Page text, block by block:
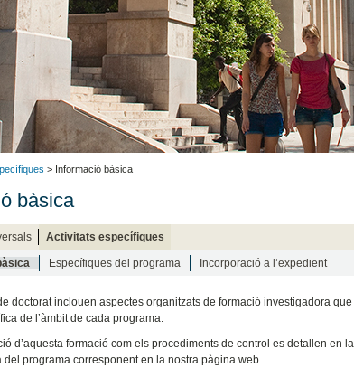
> Informació bàsica
bàsica
Activitats específiques
Específiques del programa Incorporació a l’expedient
doctorat inclouen aspectes organitzats de formació investigadora
de l’àmbit de cada programa.
d’aquesta formació com els procediments de control es detallen
del programa corresponent en la nostra pàgina web.